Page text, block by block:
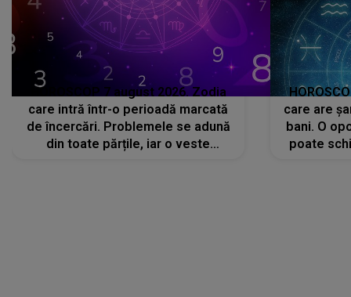
HOROSCOP 7 august 2026. Zodia
care intră într-o perioadă marcată
de încercări. Problemele se adună
din toate părțile, iar o veste
care are
bani. O
poate